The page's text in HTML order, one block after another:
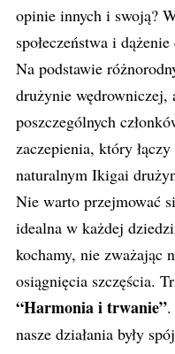
opinie innych i swoją?
społeczeństwa i
Na podstawie
drużynie wędrowniczej,
poszczególnych
zaczepienia, który
naturalnym Ikigai
Nie warto przejmować
idealna w każdej
kochamy, nie zważając
osiągnięcia szczęścia.
“Harmonia i trwanie”
nasze działania były